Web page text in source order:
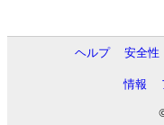
ヘルプ 安全性
情報